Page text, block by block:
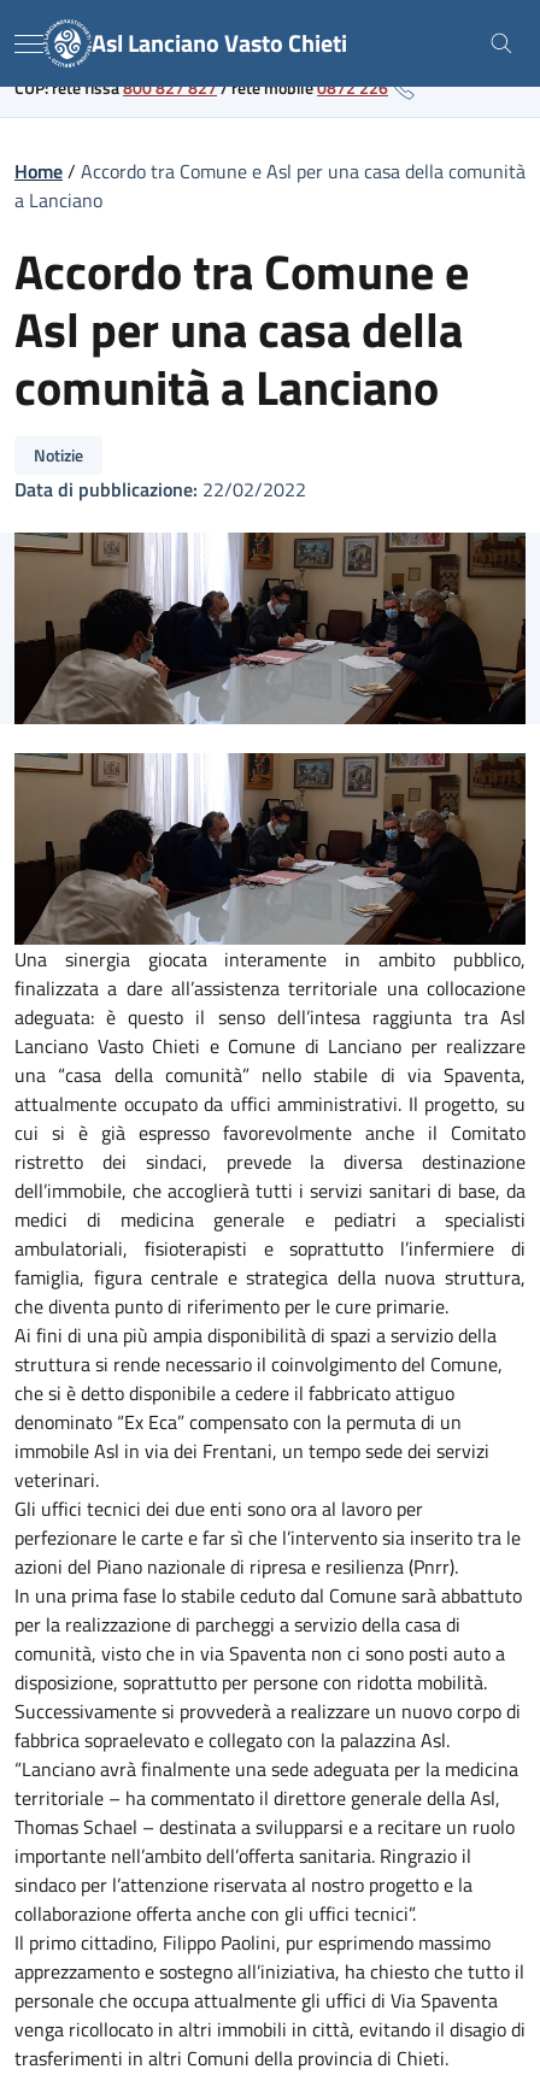
to
content
Link al portale sanitario regionale
Menu Asl Lanciano Vasto Chieti
CUP: rete fissa800 827 827/rete mobile0872 226
Home/ Accordo tra Comune e Asl per una casa della comunità
a Lanciano
Accordo tra Comune e
Asl per una casa della
comunità a Lanciano
Notizie
Data di pubblicazione: 22/02/2022
Una sinergia giocata interamente in ambito pubblico,
finalizzata a dare all’assistenza territoriale una collocazione
adeguata: è questo il senso dell’intesa raggiunta tra Asl
Lanciano Vasto Chieti e Comune di Lanciano per realizzare
una “casa della comunità” nello stabile di via Spaventa,
attualmente occupato da uffici amministrativi. Il progetto, su
cui si è già espresso favorevolmente anche il Comitato
ristretto dei sindaci, prevede la diversa destinazione
dell’immobile, che accoglierà tutti i servizi sanitari di base, da
medici di medicina generale e pediatri a specialisti
ambulatoriali, fisioterapisti e soprattutto l’infermiere di
famiglia, figura centrale e strategica della nuova struttura,
che diventa punto di riferimento per le cure primarie.
Ai fini di una più ampia disponibilità di spazi a servizio della
struttura si rende necessario il coinvolgimento del Comune,
che si è detto disponibile a cedere il fabbricato attiguo
denominato “Ex Eca” compensato con la permuta di un
immobile Asl in via dei Frentani, un tempo sede dei servizi
veterinari.
Gli uffici tecnici dei due enti sono ora al lavoro per
perfezionare le carte e far sì che l’intervento sia inserito tra le
azioni del Piano nazionale di ripresa e resilienza (Pnrr).
In una prima fase lo stabile ceduto dal Comune sarà abbattuto
per la realizzazione di parcheggi a servizio della casa di
comunità, visto che in via Spaventa non ci sono posti auto a
disposizione, soprattutto per persone con ridotta mobilità.
Successivamente si provvederà a realizzare un nuovo corpo di
fabbrica sopraelevato e collegato con la palazzina Asl.
“Lanciano avrà finalmente una sede adeguata per la medicina
territoriale – ha commentato il direttore generale della Asl,
Thomas Schael – destinata a svilupparsi e a recitare un ruolo
importante nell’ambito dell’offerta sanitaria. Ringrazio il
sindaco per l’attenzione riservata al nostro progetto e la
collaborazione offerta anche con gli uffici tecnici”.
Il primo cittadino, Filippo Paolini, pur esprimendo massimo
apprezzamento e sostegno all’iniziativa, ha chiesto che tutto il
personale che occupa attualmente gli uffici di Via Spaventa
venga ricollocato in altri immobili in città, evitando il disagio di
trasferimenti in altri Comuni della provincia di Chieti.